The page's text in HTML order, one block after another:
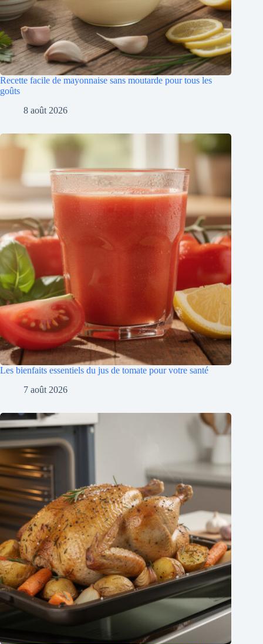
Recette facile de mayonnaise sans moutarde pour tous les
goûts
8 août 2026
Les bienfaits essentiels du jus de tomate pour votre santé
7 août 2026